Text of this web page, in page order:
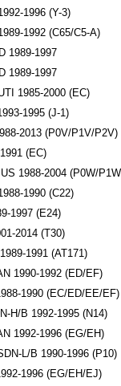
1996 (Y-3)
1992 (C65/C5-A)
1989-1997
1989-1997
1985-2000 (EC)
1995 (J-1)
2013 (P0V/P1V/P2V)
(EC)
1988-2004 (P0W/
1990 (C22)
1997 (E24)
2014 (T30)
1991 (AT171)
1990-1992 (ED/EF)
1990 (EC/ED/EE/EF)
H/B 1992-1995 (N14)
1992-1996 (EG/EH)
L/B 1990-1996 (P10)
1996 (EG/EH/EJ)